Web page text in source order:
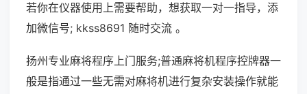
若你在仪器使用上需要帮助，想获取一对一指导，添
加微信号; kkss8691 随时交流 。
扬州专业麻将程序上门服务;普通麻将机程序控牌器一
般是指通过一些无需对麻将机进行复杂安装操作就能